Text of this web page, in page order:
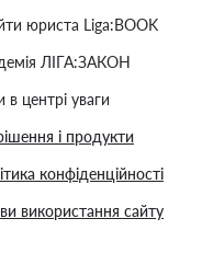
юриста Liga:BOOK
ЛІГА:ЗАКОН
в центрі уваги
і продукти
конфіденційності
використання сайту